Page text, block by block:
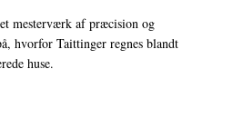
mesterværk af præcision og
hvorfor Taittinger regnes blandt
huse.